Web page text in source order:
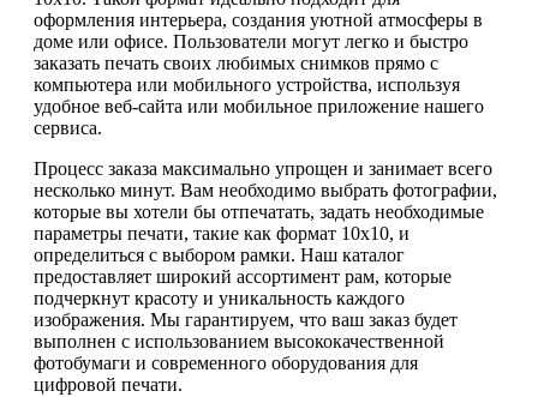
оформления интерьера, создания уютной атмосферы в
доме или офисе. Пользователи могут легко и быстро
заказать печать своих любимых снимков прямо с
компьютера или мобильного устройства, используя
удобное веб-сайта или мобильное приложение нашего
сервиса.
Процесс заказа максимально упрощен и занимает всего
несколько минут. Вам необходимо выбрать фотографии,
которые вы хотели бы отпечатать, задать необходимые
параметры печати, такие как формат 10х10, и
определиться с выбором рамки. Наш каталог
предоставляет широкий ассортимент рам, которые
подчеркнут красоту и уникальность каждого
изображения. Мы гарантируем, что ваш заказ будет
выполнен с использованием высококачественной
фотобумаги и современного оборудования для
цифровой печати.